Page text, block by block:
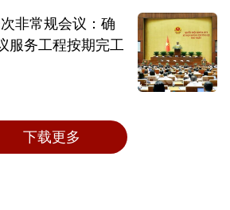
非常规会议：确
服务工程按期完工
下载更多